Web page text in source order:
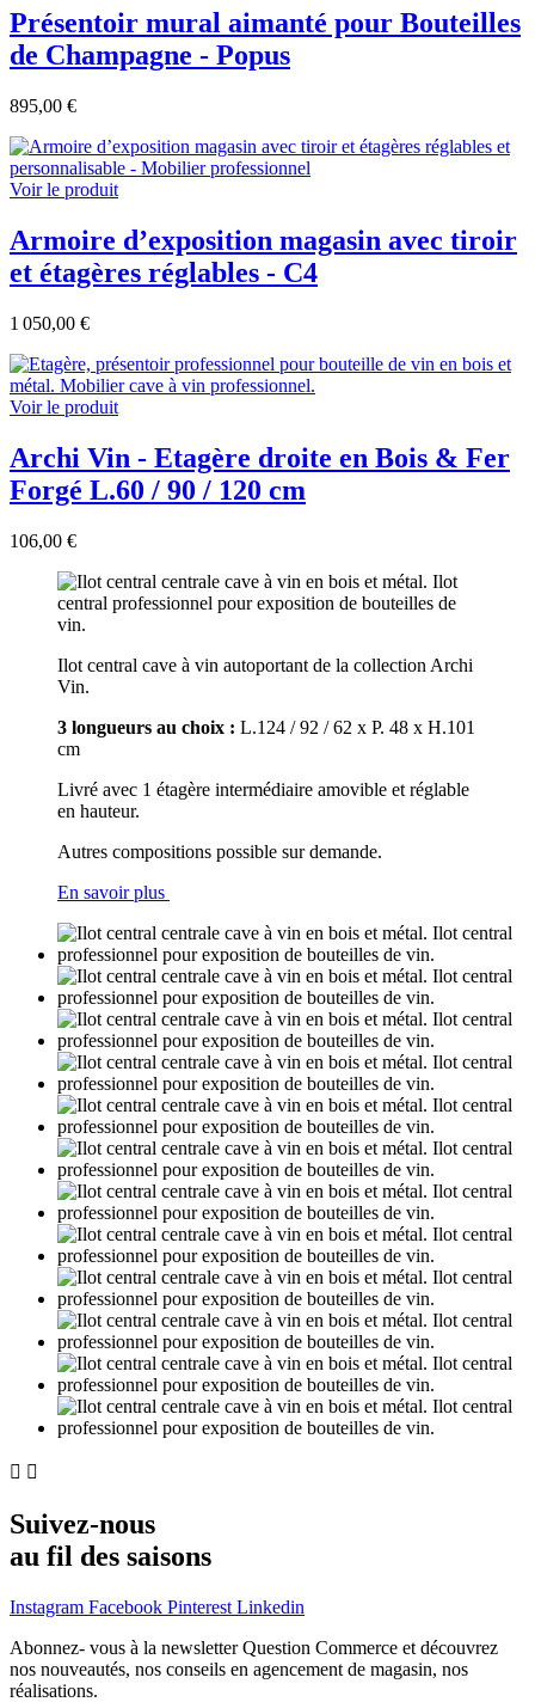
Présentoir mural aimanté pour Bouteilles
de Champagne - Popus
895,00 €
Voir le produit
Armoire d’exposition magasin avec tiroir
et étagères réglables - C4
1 050,00 €
Voir le produit
Archi Vin - Etagère droite en Bois & Fer
Forgé L.60 / 90 / 120 cm
106,00 €
Ilot central cave à vin autoportant de la collection Archi
Vin.
3 longueurs au choix : L.124 / 92 / 62 x P. 48 x H.101
cm
Livré avec 1 étagère intermédiaire amovible et réglable
en hauteur.
Autres compositions possible sur demande.
En savoir plus
 
Suivez-nous
au fil des saisons
Instagram Facebook Pinterest Linkedin
Abonnez- vous à la newsletter Question Commerce et découvrez
nos nouveautés, nos conseils en agencement de magasin, nos
réalisations.